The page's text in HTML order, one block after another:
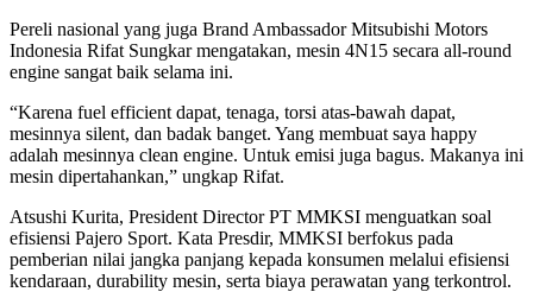
Pereli nasional yang juga Brand Ambassador Mitsubishi Motors
Indonesia Rifat Sungkar mengatakan, mesin 4N15 secara all-round
engine sangat baik selama ini.
“Karena fuel efficient dapat, tenaga, torsi atas-bawah dapat,
mesinnya silent, dan badak banget. Yang membuat saya happy
adalah mesinnya clean engine. Untuk emisi juga bagus. Makanya ini
mesin dipertahankan,” ungkap Rifat.
Atsushi Kurita, President Director PT MMKSI menguatkan soal
efisiensi Pajero Sport. Kata Presdir, MMKSI berfokus pada
pemberian nilai jangka panjang kepada konsumen melalui efisiensi
kendaraan, durability mesin, serta biaya perawatan yang terkontrol.